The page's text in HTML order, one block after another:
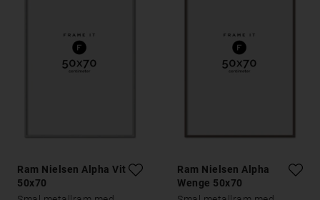
Ram Nielsen Alpha Vit Ek
50x70
Ram Nielsen Alpha
Wenge 50x70